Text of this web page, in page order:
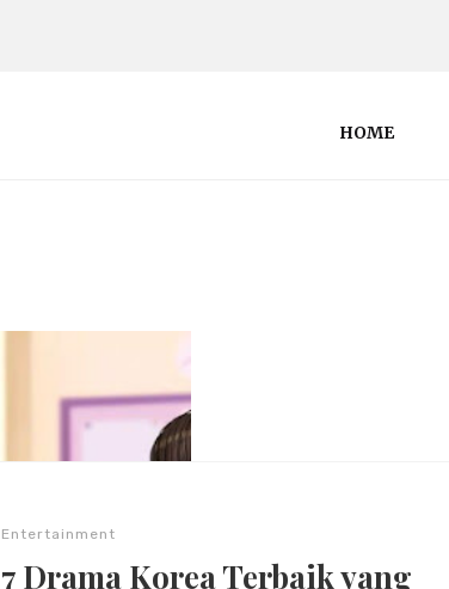
HOME
Entertainment
7 Drama Korea Terbaik yang